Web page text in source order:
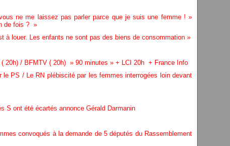
ne me laissez pas parler parce que je suis une femme ! »
de fois ? »
à louer. Les enfants ne sont pas des biens de consommation »
( 20h) / BFMTV ( 20h) » 90 minutes » + LCI 20h + France Info
le PS / Le RN plébiscité par les femmes interrogées loin devant
S ont été écartés annonce Gérald Darmanin
convoqués à la demande de 5 députés du Rassemblement